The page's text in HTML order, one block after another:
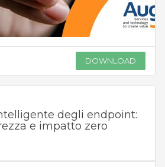
DOWNLOAD
degli endpoint:
e impatto zero